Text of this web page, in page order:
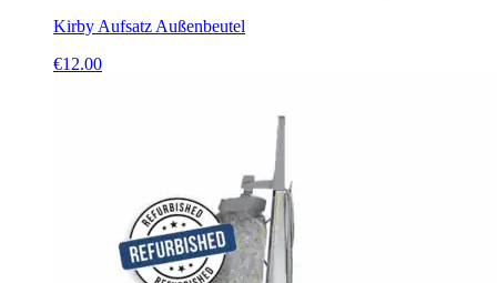
Kirby Aufsatz Außenbeutel
€12.00